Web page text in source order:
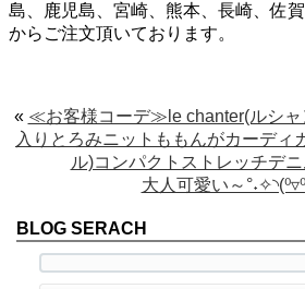
島、鹿児島、宮崎、熊本、長崎、佐
からご注文頂いております。
« ≪お客様コーデ≫le chanter(ルシャ
入りとろみニットももんがカーディ
ル)コンパクトストレッチデ
大人可愛い～
BLOG SERACH